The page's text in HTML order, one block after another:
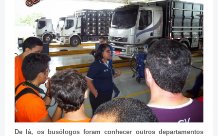
De lá, os busólogos foram conhecer outros departamentos